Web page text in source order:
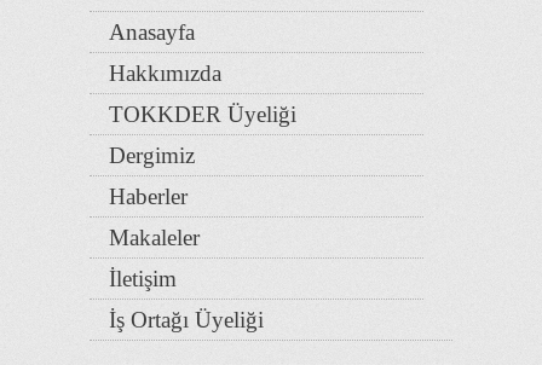
Anasayfa
Hakkımızda
TOKKDER Üyeliği
Dergimiz
Haberler
Makaleler
İletişim
İş Ortağı Üyeliği